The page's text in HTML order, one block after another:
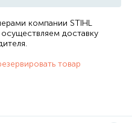
компании STIHL
осуществляем доставку
.
товар